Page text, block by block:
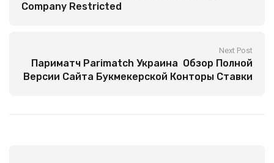
Company Restricted
Next Post
Париматч Parimatch Украина ️ Обзор Полной
Версии Сайта Букмекерской Конторы Ставки